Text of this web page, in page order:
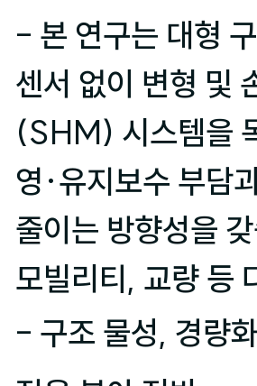
- 본 연구는 대형
센서 없이 변형 및
(SHM) 시스템을
영·유지보수 부담
줄이는 방향성을
모빌리티, 교량 등
- 구조 물성, 경량